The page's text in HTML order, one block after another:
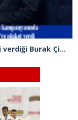
Cumhurbaşkanı Erdoğan 2.’cilik plaketi verdiği Burak Çifci’den Ataşehir seçimlerini kazanma sözünü aldı